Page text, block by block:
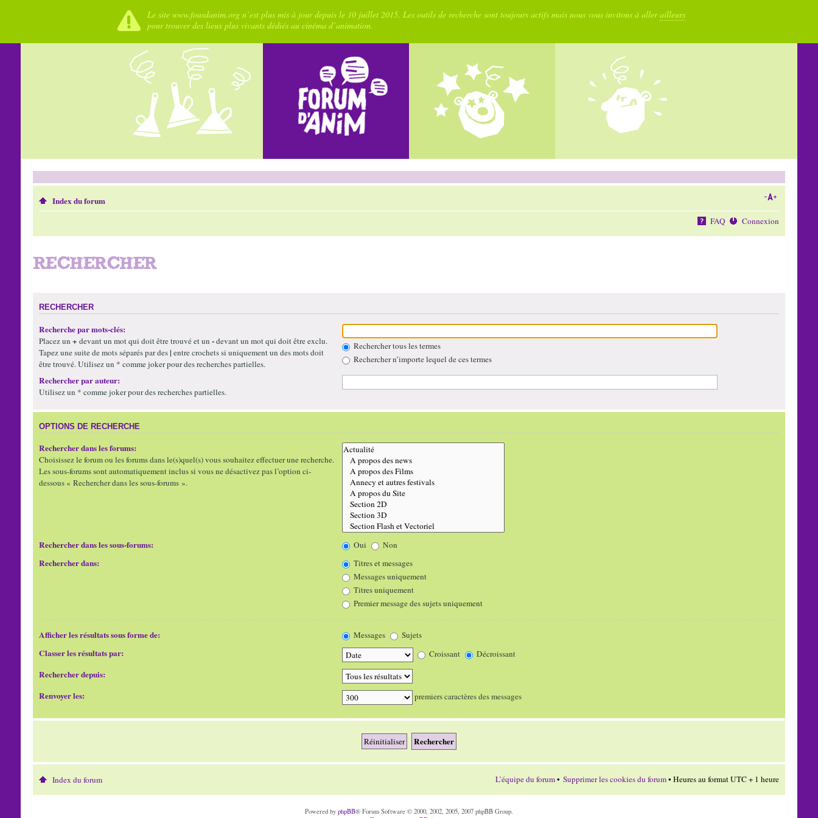
Le site www.fousdanim.org n’est plus mis à jour depuis le 10 juillet 2015. Les outils de recherche sont toujours actifs mais nous vous invitons à allerailleurs
pour trouver des lieux plus vivants dédiés au cinéma d’animation.
Index du forum
FAQ Connexion
RECHERCHER
RECHERCHER
Recherche par mots-clés:
Placez un + devant un mot qui doit être trouvé et un -devant un mot qui doit être exclu.
Tapez une suite de mots séparés par des| entre crochets si uniquement un des mots doit
être trouvé. Utilisez un * comme joker pour des recherches partielles.
Rechercher tous les termes
Rechercher n’importe lequel de ces termes
Rechercher par auteur:
Utilisez un * comme joker pour des recherches partielles.
OPTIONS DE RECHERCHE
Rechercher dans les forums:
Choisissez le forum ou les forums dans le(s)quel(s) vous souhaitez effectuer une recherche.
Les sous-forums sont automatiquement inclus si vous ne désactivez pas l’option ci-
dessous « Rechercher dans les sous-forums ».
Rechercher dans les sous-forums: Oui Non
Rechercher dans:
Titres et messages
Messages uniquement
Titres uniquement
Premier message des sujets uniquement
Afficher les résultats sous forme de: Messages Sujets
Classer les résultats par: Croissant Décroissant
Rechercher depuis:
Renvoyer les:
premiers caractères des messages
Index du forum L’équipe du forum• Supprimer les cookies du forum• Heures au format UTC + 1 heure
Powered by phpBB® Forum Software © 2000, 2002, 2005, 2007 phpBB Group.